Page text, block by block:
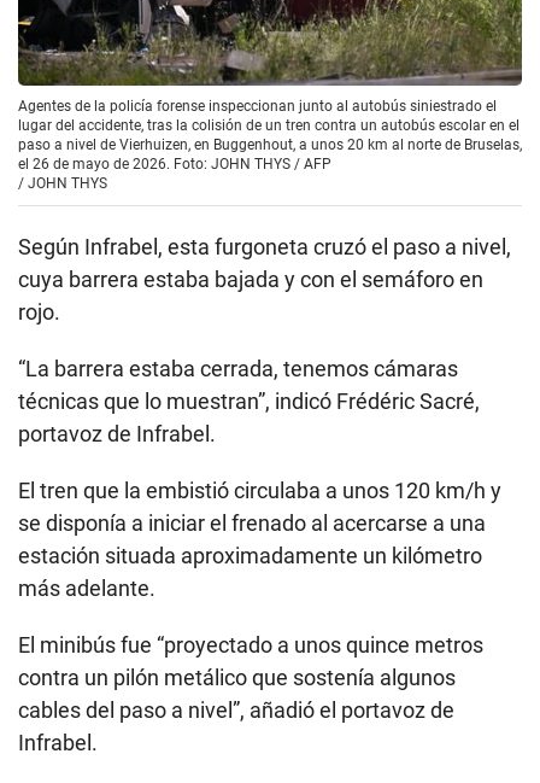
Agentes de la policía forense inspeccionan junto al autobús siniestrado el
lugar del accidente, tras la colisión de un tren contra un autobús escolar en el
paso a nivel de Vierhuizen, en Buggenhout, a unos 20 km al norte de Bruselas,
el 26 de mayo de 2026. Foto: JOHN THYS / AFP
/ JOHN THYS
Según Infrabel, esta furgoneta cruzó el paso a nivel,
cuya barrera estaba bajada y con el semáforo en
rojo.
“La barrera estaba cerrada, tenemos cámaras
técnicas que lo muestran”, indicó Frédéric Sacré,
portavoz de Infrabel.
El tren que la embistió circulaba a unos 120 km/h y
se disponía a iniciar el frenado al acercarse a una
estación situada aproximadamente un kilómetro
más adelante.
El minibús fue “proyectado a unos quince metros
contra un pilón metálico que sostenía algunos
cables del paso a nivel”, añadió el portavoz de
Infrabel.